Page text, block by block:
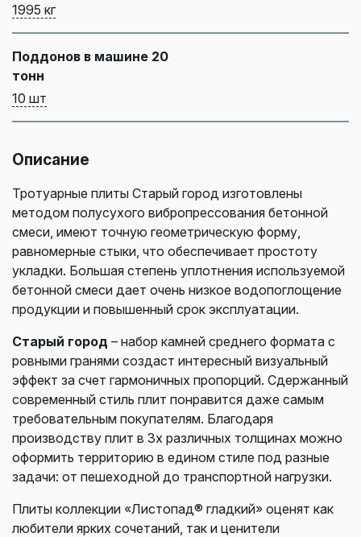
1995 кг
Поддонов в машине 20
тонн
10 шт
Описание
Тротуарные плиты Старый город изготовлены
методом полусухого вибропрессования бетонной
смеси, имеют точную геометрическую форму,
равномерные стыки, что обеспечивает простоту
укладки. Большая степень уплотнения используемой
бетонной смеси дает очень низкое водопоглощение
продукции и повышенный срок эксплуатации.
Старый город – набор камней среднего формата с
ровными гранями создаст интересный визуальный
эффект за счет гармоничных пропорций. Сдержанный
современный стиль плит понравится даже самым
требовательным покупателям. Благодаря
производству плит в 3х различных толщинах можно
оформить территорию в едином стиле под разные
задачи: от пешеходной до транспортной нагрузки.
Плиты коллекции «Листопад® гладкий» оценят как
любители ярких сочетаний, так и ценители